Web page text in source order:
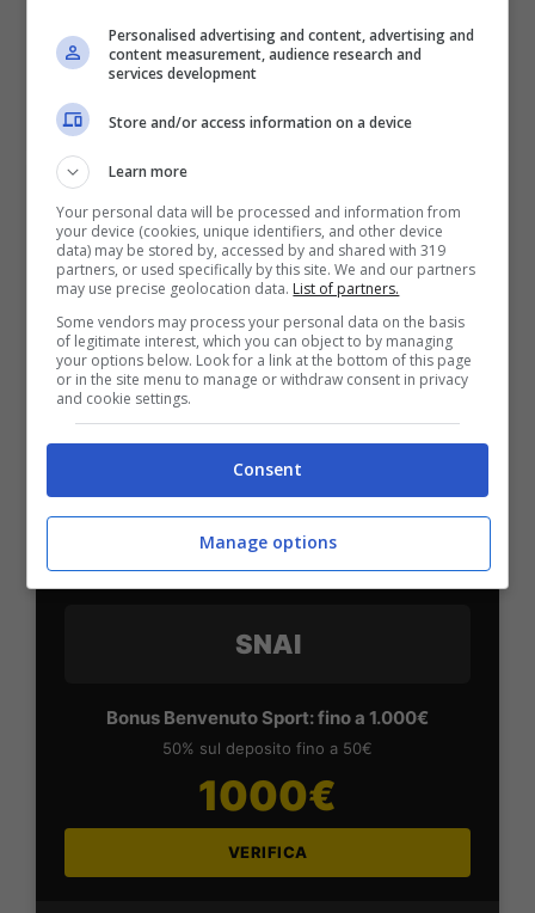
VERIFICA
Mostra Informazioni
BONUS BENVENUTO LOTTOMATICA: 2050€
Per i nuovi utenti della piattaforma: 100% fino a 50€ in
Bonus Scommesse + 100% fino a 2000€ in Bonus
Sport
2050€
Mostra Informazioni
SNAI
Bonus Benvenuto Sport: fino a 1.000€
50% sul deposito fino a 50€
1000€
VERIFICA
Personalised advertising and content, advertising and
content measurement, audience research and
services development
Store and/or access information on a device
Learn more
Your personal data will be processed and information from
your device (cookies, unique identifiers, and other device
data) may be stored by, accessed by and shared with 319
partners, or used specifically by this site. We and our partners
may use precise geolocation data. List of partners.
Some vendors may process your personal data on the basis
of legitimate interest, which you can object to by managing
your options below. Look for a link at the bottom of this page
or in the site menu to manage or withdraw consent in privacy
and cookie settings.
Consent
Manage options